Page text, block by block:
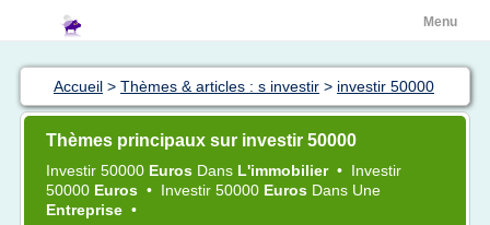
Menu
Accueil > Thèmes & articles : s investir > investir 50000
Thèmes principaux sur investir 50000
Investir 50000 Euros Dans L'immobilier • Investir
50000 Euros • Investir 50000 Euros Dans Une
Entreprise •